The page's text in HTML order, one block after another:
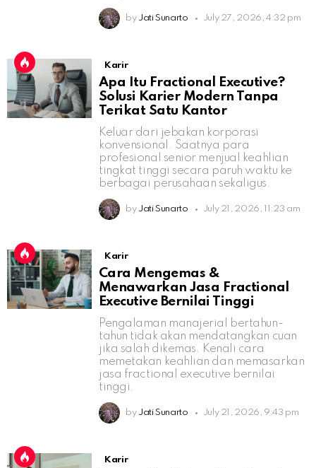
by Jati Sunarto July 27, 2026, 4:32 pm
Karir
Apa Itu Fractional Executive?
Solusi Karier Modern Tanpa
Terikat Satu Kantor
Keluar dari jebakan korporasi
konvensional. Saatnya para
profesional senior menjual keahlian
tingkat tinggi secara paruh waktu ke
berbagai perusahaan sekaligus.
by Jati Sunarto July 21, 2026, 11:23 am
Karir
Cara Mengemas &
Menawarkan Jasa Fractional
Executive Bernilai Tinggi
Pengalaman manajerial bertahun-
tahun tidak akan mendatangkan cuan
jika salah dikemas. Kenali cara
memetakan keahlian dan memasarkan
jasa fractional executive bernilai
tinggi.
by Jati Sunarto July 21, 2026, 9:43 pm
Karir